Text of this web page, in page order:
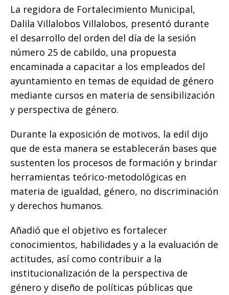
c
e
b
o
o
k
it
te
r
ai
l
at
s
A
p
p
p
y
Li
n
k
ss
e
n
g
e
r
e
g
ra
m
m
p
ar
ti
r
La regidora de Fortalecimiento Municipal,
Dalila Villalobos Villalobos, presentó durante
el desarrollo del orden del día de la sesión
número 25 de cabildo, una propuesta
encaminada a capacitar a los empleados del
ayuntamiento en temas de equidad de género
mediante cursos en materia de sensibilización
y perspectiva de género.
Durante la exposición de motivos, la edil dijo
que de esta manera se establecerán bases que
sustenten los procesos de formación y brindar
herramientas teórico-metodológicas en
materia de igualdad, género, no discriminación
y derechos humanos.
Añadió que el objetivo es fortalecer
conocimientos, habilidades y a la evaluación de
actitudes, así como contribuir a la
institucionalización de la perspectiva de
género y diseño de políticas públicas que